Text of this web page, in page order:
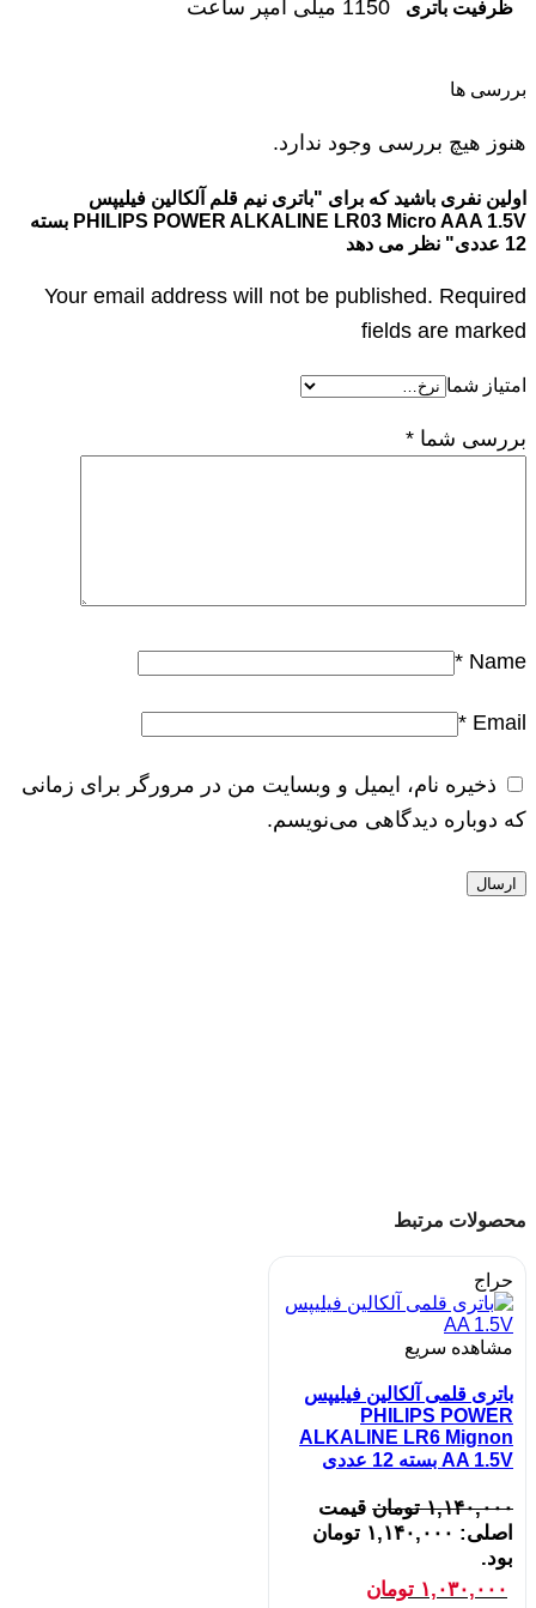
ظرفیت باتری 1150 میلی آمپر ساعت
بررسی ها
هنوز هیچ بررسی وجود ندارد.
اولین نفری باشید که برای "باتری نیم قلم آلکالین فیلیپس
PHILIPS POWER ALKALINE LR03 Micro AAA 1.5V بسته
12 عددی" نظر می دهد
Your email address will not be published. Required
fields are marked
امتیاز شما
بررسی شما *
Name
*
Email
*
ذخیره نام، ایمیل و وبسایت من در مرورگر برای زمانی
که دوباره دیدگاهی می‌نویسم.
محصولات مرتبط
حراج
مشاهده سریع
باتری قلمی آلکالین فیلیپس
PHILIPS POWER
ALKALINE LR6 Mignon
AA 1.5V بسته 12 عددی
۱,۱۴۰,۰۰۰ تومان قیمت
اصلی: ۱,۱۴۰,۰۰۰ تومان
بود.
۱,۰۳۰,۰۰۰ تومان